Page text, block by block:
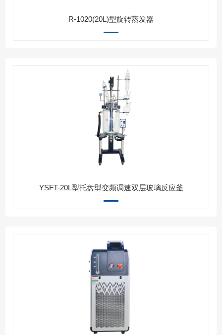
R-1020(20L)型旋转蒸发器
YSFT-20L型托盘型变频调速双层玻璃反应釜